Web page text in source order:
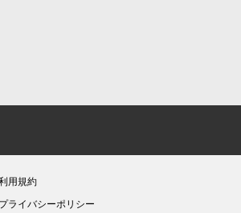
用規約
プライバシーポリシー